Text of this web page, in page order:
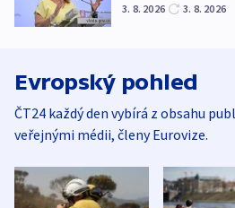
3. 8. 2026 3. 8. 2026
Evropský pohled
ČT24 každý den vybírá z obsahu
veřejnými médii, členy Eurovize.